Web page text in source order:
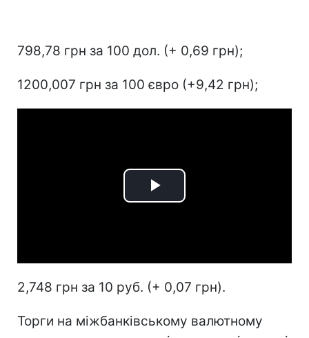
798,78 грн за 100 дол. (+ 0,69 грн);
1200,007 грн за 100 євро (+9,42 грн);
Play
2,748 грн за 10 руб. (+ 0,07 грн).
Торги на міжбанківському валютному